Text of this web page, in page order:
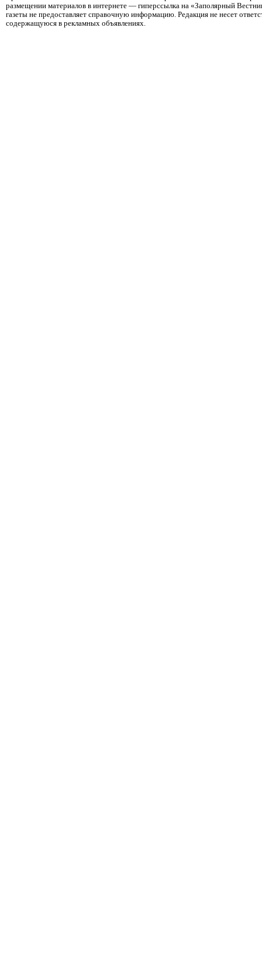
размещении материалов в интернете — гиперссылка на «Заполярный
газеты не предоставляет справочную информацию. Редакция не несет
содержащуюся в рекламных объявлениях.